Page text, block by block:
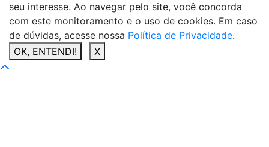
seu interesse. Ao navegar pelo site, você concorda
com este monitoramento e o uso de cookies. Em caso
de dúvidas, acesse nossa Política de Privacidade.
OK, ENTENDI!
X